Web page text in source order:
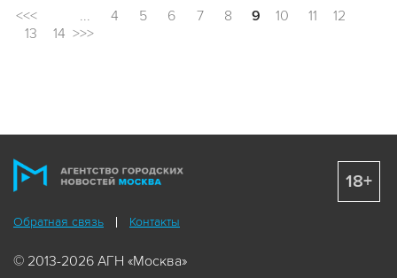
<<< ... 4 5 6 7 8 9 10 11
12
13
14 >>>
Обратная связь Контакты
© 2013-2026 АГН «Москва»
18+